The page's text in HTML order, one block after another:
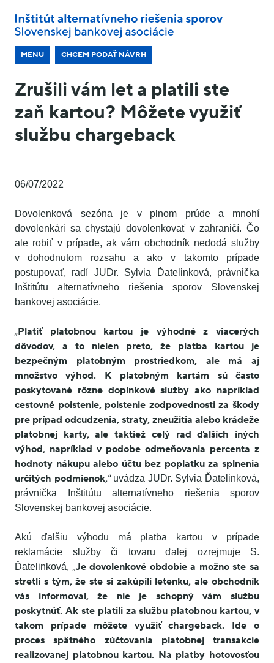
MENU CHCEM PODAŤ NÁVRH
Zrušili vám let a platili ste
zaň kartou? Môžete využiť
službu chargeback
06/07/2022
Dovolenková sezóna je v plnom prúde a mnohí
dovolenkári sa chystajú dovolenkovať v zahraničí. Čo
ale robiť v prípade, ak vám obchodník nedodá služby
v dohodnutom rozsahu a ako v takomto prípade
postupovať, radí JUDr. Sylvia Ďatelinková, právnička
Inštitútu alternatívneho riešenia sporov Slovenskej
bankovej asociácie.
„Platiť platobnou kartou je výhodné z viacerých
dôvodov, a to nielen preto, že platba kartou je
bezpečným platobným prostriedkom, ale má aj
množstvo výhod. K platobným kartám sú často
poskytované rôzne doplnkové služby ako napríklad
cestovné poistenie, poistenie zodpovednosti za škody
pre prípad odcudzenia, straty, zneužitia alebo krádeže
platobnej karty, ale taktiež celý rad ďalších iných
výhod, napríklad v podobe odmeňovania percenta z
hodnoty nákupu alebo účtu bez poplatku za splnenia
určitých podmienok,“ uvádza JUDr. Sylvia Ďatelinková,
právnička Inštitútu alternatívneho riešenia sporov
Slovenskej bankovej asociácie.
Akú ďalšiu výhodu má platba kartou v prípade
reklamácie služby či tovaru ďalej ozrejmuje S.
Ďatelinková, „Je dovolenkové obdobie a možno ste sa
stretli s tým, že ste si zakúpili letenku, ale obchodník
vás informoval, že nie je schopný vám službu
poskytnúť. Ak ste platili za službu platobnou kartou, v
takom prípade môžete využiť chargeback. Ide o
proces spätného zúčtovania platobnej transakcie
realizovanej platobnou kartou. Na platby hotovosťou